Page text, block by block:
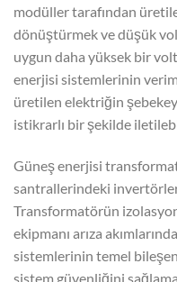
modüller tarafından
dönüştürmek ve düşük
uygun daha yüksek bir
enerjisi sistemlerinin
üretilen elektriğin
istikrarlı bir şekilde
Güneş enerjisi
santrallerindeki
Transformatörün
ekipmanı arıza
sistemlerinin temel
sistem güvenliğini